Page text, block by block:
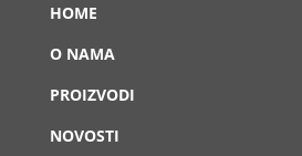
HOME
O NAMA
PROIZVODI
NOVOSTI